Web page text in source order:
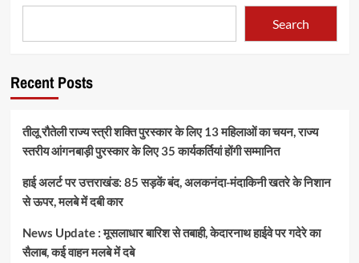
Search
Recent Posts
तीलू रौतेली राज्य स्त्री शक्ति पुरस्कार के लिए 13 महिलाओं का चयन, राज्य
स्तरीय आंगनबाड़ी पुरस्कार के लिए 35 कार्यकर्तियां होंगी सम्मानित
हाई अलर्ट पर उत्तराखंड: 85 सड़कें बंद, अलकनंदा-मंदाकिनी खतरे के निशान
से ऊपर, मलबे में दबी कार
News Update : मूसलाधार बारिश से तबाही, केदारनाथ हाईवे पर गदेरे का
सैलाब, कई वाहन मलबे में दबे